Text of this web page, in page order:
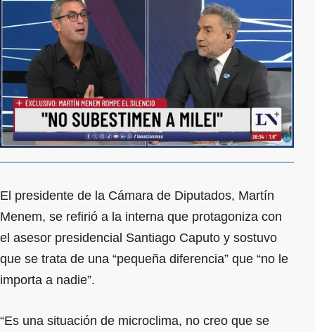
El presidente de la Cámara de Diputados, Martín
Menem, se refirió a la interna que protagoniza con
el asesor presidencial Santiago Caputo y sostuvo
que se trata de una “pequeña diferencia” que “no le
importa a nadie”.
“Es una situación de microclima, no creo que se